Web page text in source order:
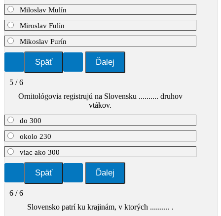
Miloslav Mulín
Miroslav Fulín
Mikoslav Furín
5 / 6
Ornitológovia registrujú na Slovensku .......... druhov
vtákov.
do 300
okolo 230
viac ako 300
6 / 6
Slovensko patrí ku krajinám, v ktorých .......... .